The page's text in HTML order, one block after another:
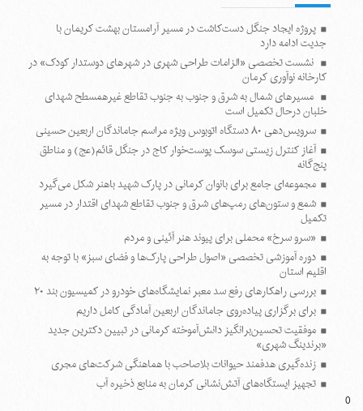
پروژه ایجاد جنگل دست‌کاشت در مسیر آرامستان بهشت کریمان با
جدیت ادامه دارد
نشست تخصصی «الزامات طراحی شهری در شهرهای دوستدار کودک» در
کارخانه نوآوری کرمان
مسیرهای شمال به شرق و جنوب به جنوب تقاطع غیرهمسطح شهدای
خلبان درحال تکمیل است
سرویس‌دهی ۸۰ دستگاه اتوبوس ویژه مراسم جاماندگان اربعین حسینی
آغاز کنترل زیستی سوسک پوست‌خوار کاج در جنگل قائم(عج) و مناطق
پنج‌گانه
مجموعه‌ای جامع برای بانوان کرمانی در پارک شهید باهنر شکل می‌گیرد
شمع و ستون‌های رمپ‌های شرق و جنوب تقاطع شهدای اقتدار در مسیر
تکمیل
«سرو سرخ» محملی برای پیوند هنر آئینی و مردم
دوره آموزشی تخصصی «اصول طراحی پارک‌ها و فضای سبز» با توجه به
اقلیم استان
بررسی راهکارهای رفع سد معبر نمایشگاه‌های خودرو در کمیسیون بند ۲۰
برای برگزاری پیاده‌روی جاماندگان اربعین آمادگی کامل داریم
موفقیت تحسین‌برانگیز دانش‌آموخته کرمانی در تبیین دکترین جدید
«برندینگ شهری»
زنده‌گیری هدفمند حیوانات بلاصاحب با هماهنگی شرکت‌های مجری
تجهیز ایستگاه‌های آتش‌نشانی کرمان به منابع ذخیره آب
0